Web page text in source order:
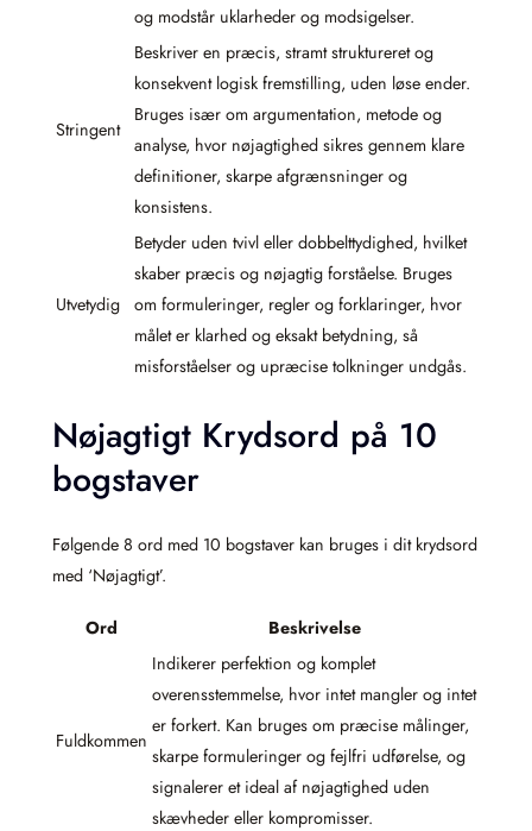
og modstår uklarheder og modsigelser.
Stringent
Beskriver en præcis, stramt struktureret og
konsekvent logisk fremstilling, uden løse ender.
Bruges især om argumentation, metode og
analyse, hvor nøjagtighed sikres gennem klare
definitioner, skarpe afgrænsninger og
konsistens.
Utvetydig
Betyder uden tvivl eller dobbelttydighed, hvilket
skaber præcis og nøjagtig forståelse. Bruges
om formuleringer, regler og forklaringer, hvor
målet er klarhed og eksakt betydning, så
misforståelser og upræcise tolkninger undgås.
Nøjagtigt Krydsord på 10
bogstaver
Følgende 8 ord med 10 bogstaver kan bruges i dit krydsord
med ‘Nøjagtigt’.
Ord Beskrivelse
Fuldkommen
Indikerer perfektion og komplet
overensstemmelse, hvor intet mangler og intet
er forkert. Kan bruges om præcise målinger,
skarpe formuleringer og fejlfri udførelse, og
signalerer et ideal af nøjagtighed uden
skævheder eller kompromisser.